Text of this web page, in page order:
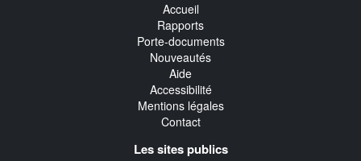
Accueil
Rapports
Porte-documents
Nouveautés
Aide
Accessibilité
Mentions légales
Contact
Les sites publics